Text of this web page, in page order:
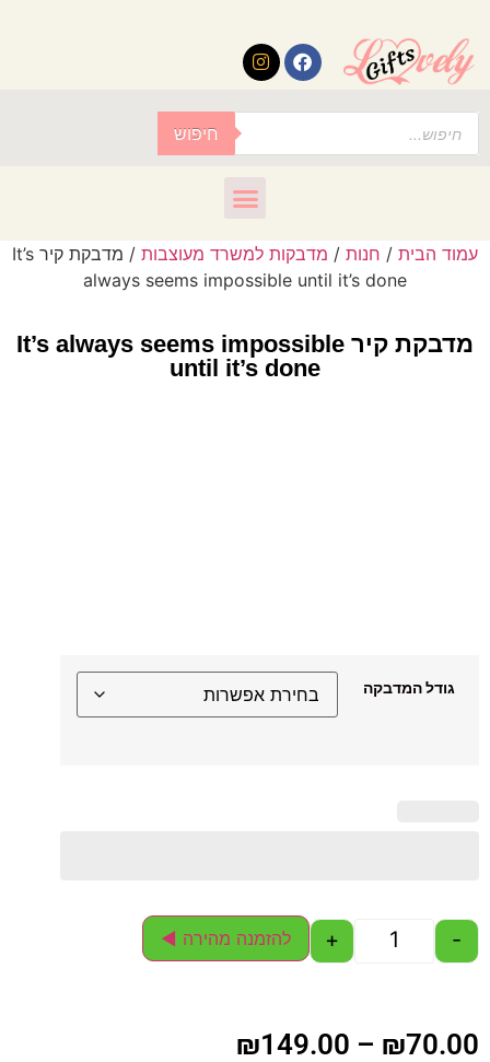
חיפוש
עמוד הבית / חנות / מדבקות למשרד מעוצבות
/ מדבקת קיר It’s
always seems impossible until it’s done
מדבקת קיר It’s always seems impossible
until it’s done
גודל המדבקה
-
+ להזמנה מהירה ◄
₪70.00
–
₪149.00